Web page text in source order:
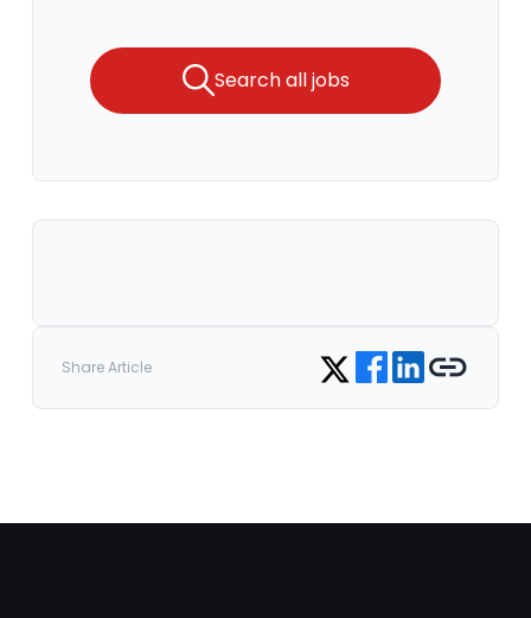
Search all jobs
Share Article Share on Twitter
Share on Facebook
Share on LinkedIn
Copy link